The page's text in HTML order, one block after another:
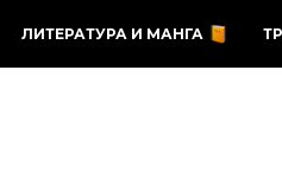
ЛИТЕРАТУРА И МАНГА